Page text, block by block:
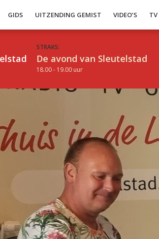
GIDS UITZENDING GEMIST VIDEO’S TV
STRAKS:
De avond van Sleutelstad
18.00 - 19.00 uur